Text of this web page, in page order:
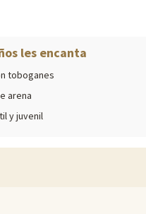
contenido de los paquetes
infantil para que los más
les encanta
toboganes
arena
y juvenil